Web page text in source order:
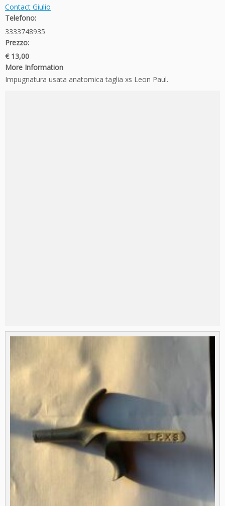
Contact Giulio
Telefono:
3333748935
Prezzo:
€ 13,00
More Information
Impugnatura usata anatomica taglia xs Leon Paul.